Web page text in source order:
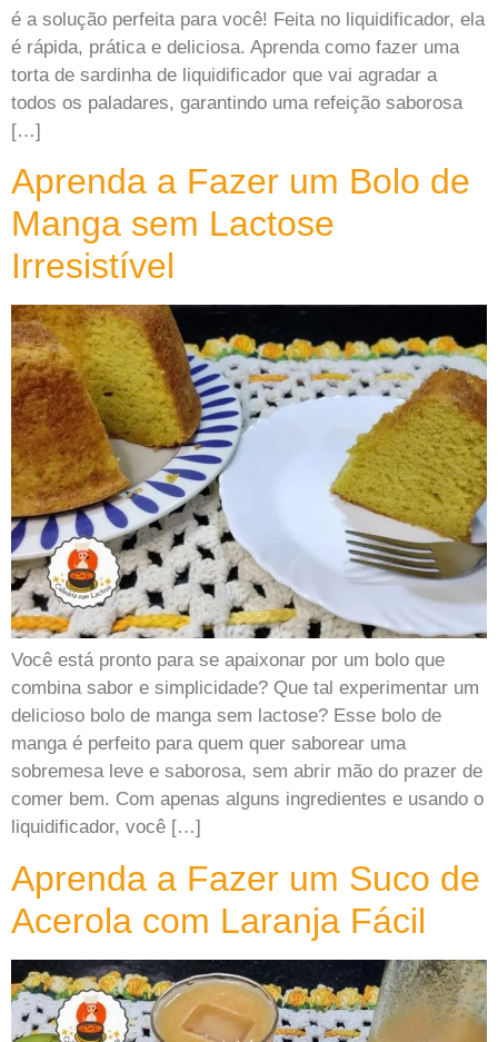
é a solução perfeita para você! Feita no liquidificador, ela
é rápida, prática e deliciosa. Aprenda como fazer uma
torta de sardinha de liquidificador que vai agradar a
todos os paladares, garantindo uma refeição saborosa
[…]
Aprenda a Fazer um Bolo de
Manga sem Lactose
Irresistível
Você está pronto para se apaixonar por um bolo que
combina sabor e simplicidade? Que tal experimentar um
delicioso bolo de manga sem lactose? Esse bolo de
manga é perfeito para quem quer saborear uma
sobremesa leve e saborosa, sem abrir mão do prazer de
comer bem. Com apenas alguns ingredientes e usando o
liquidificador, você […]
Aprenda a Fazer um Suco de
Acerola com Laranja Fácil